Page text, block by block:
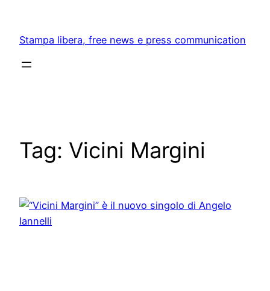
content
Stampa libera, free news e press communication
Tag: Vicini Margini